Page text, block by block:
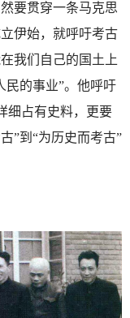
要贯穿一条马克思
伊始，就呼吁考古
我们自己的国土上
民的事业”。他呼吁
细占有史料，更要
”到“为历史而考古”